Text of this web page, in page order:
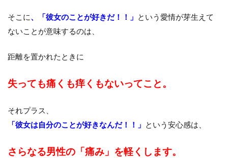
そこに、「彼女のことが好きだ！！」 という愛情が芽生えて
ないことが意味するのは、
距離を置かれたときに
失っても痛くも痒くもないってこと。
それプラス、
「彼女は自分のことが好きなんだ！！」 という安心感は、
さらなる男性の「痛み」を軽くします。